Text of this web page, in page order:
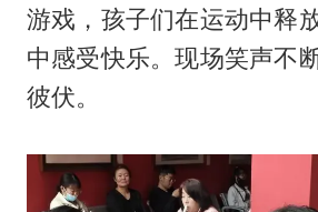
游戏，孩子们在运动中释
中感受快乐。现场笑声不
彼伏。